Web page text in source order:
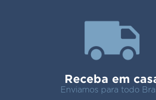
Receba em
Enviamos para todo